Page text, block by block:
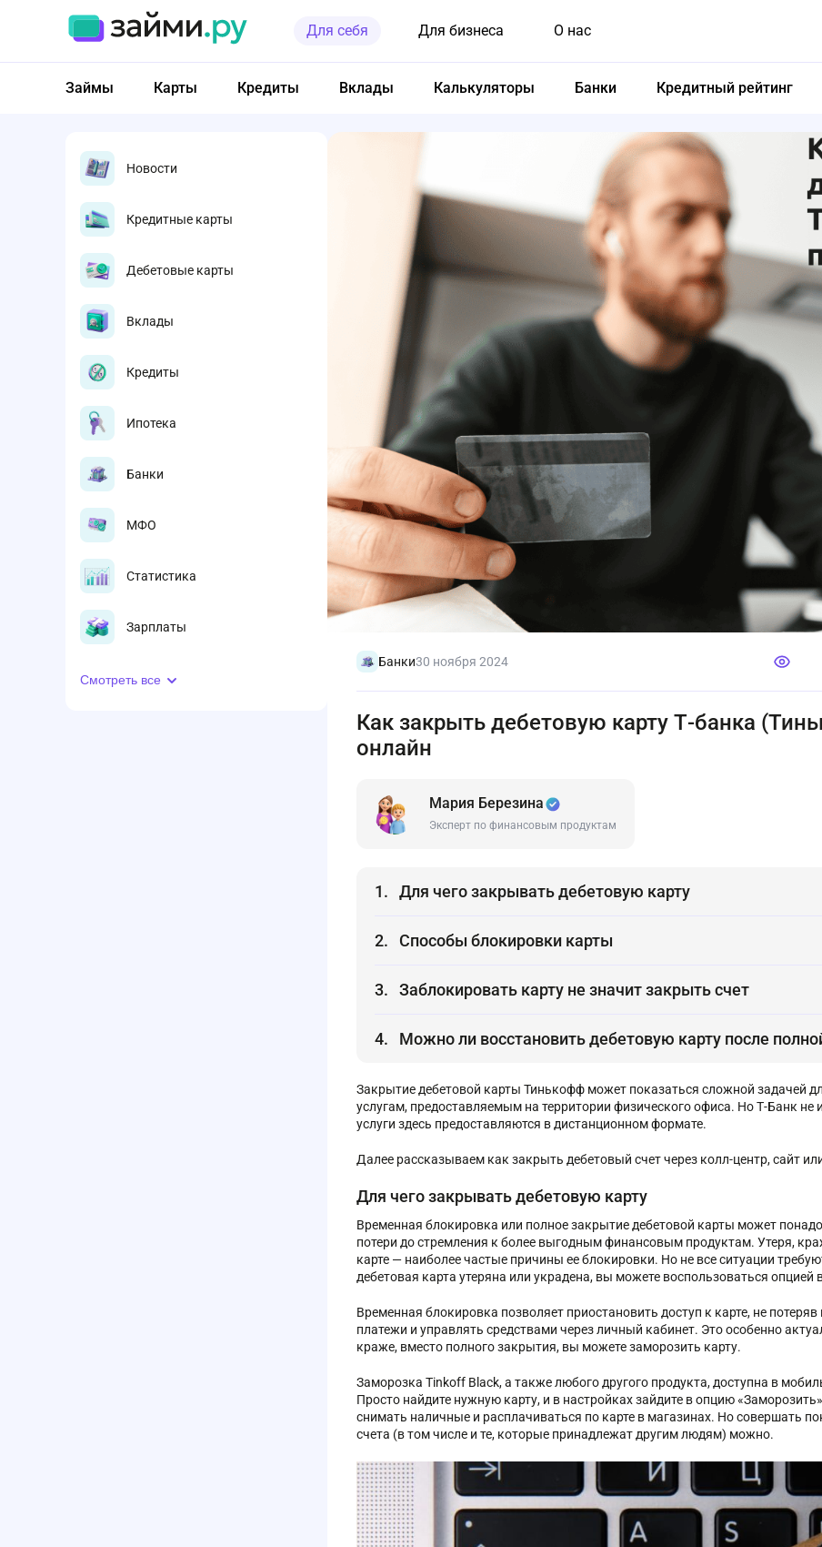
Для себя Для бизнеса О нас
Займы Карты Кредиты Вклады Калькуляторы Банки Кредитный рейтинг
Новости
Кредитные карты
Дебетовые карты
Вклады
Кредиты
Ипотека
Банки
МФО
Статистика
Зарплаты
Смотреть все
Банки30 ноября 2024
Как закрыть дебетовую карту Т-банка
онлайн
Мария Березина
Эксперт по финансовым продуктам
Для чего закрывать дебетовую карту
Способы блокировки карты
Заблокировать карту не значит закрыть счет
Можно ли восстановить дебетовую карту после
Закрытие дебетовой карты Тинькофф может показаться сложной задачей
услугам, предоставляемым на территории физического офиса. Но Т-Банк не
услуги здесь предоставляются в дистанционном формате.
Далее рассказываем как закрыть дебетовый счет через колл-центр, сайт
Для чего закрывать дебетовую карту
Временная блокировка или полное закрытие дебетовой карты может
потери до стремления к более выгодным финансовым продуктам. Утеря,
карте — наиболее частые причины ее блокировки. Но не все ситуации
дебетовая карта утеряна или украдена, вы можете воспользоваться опцией
Временная блокировка позволяет приостановить доступ к карте, не
платежи и управлять средствами через личный кабинет. Это особенно
краже, вместо полного закрытия, вы можете заморозить карту.
Заморозка Tinkoff Black, а также любого другого продукта, доступна в
Просто найдите нужную карту, и в настройках зайдите в опцию
снимать наличные и расплачиваться по карте в магазинах. Но совершать
счета (в том числе и те, которые принадлежат другим людям) можно.